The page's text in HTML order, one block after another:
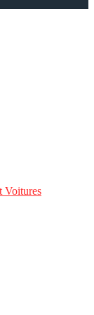
Voitures